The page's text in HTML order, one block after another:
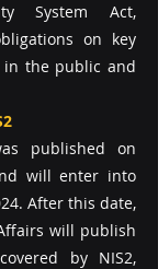
System Act,
on key
the public and
published on
will enter into
After this date,
will publish
by NIS2,